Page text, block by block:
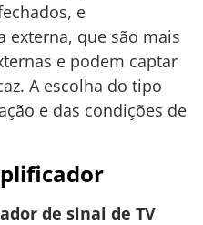
e
externa, que são mais
e podem captar
A escolha do tipo
e das condições de
de sinal de TV